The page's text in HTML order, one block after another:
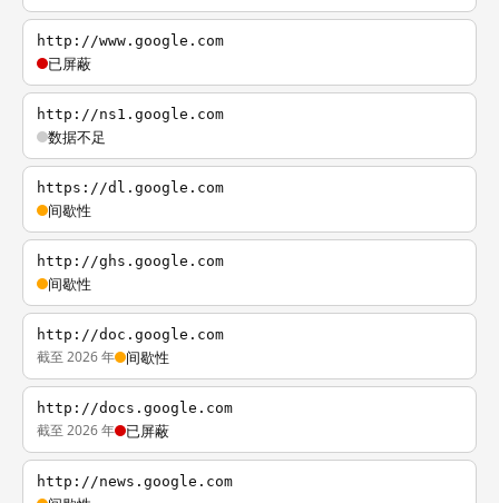
http://www.google.com
已屏蔽
http://ns1.google.com
数据不足
https://dl.google.com
间歇性
http://ghs.google.com
间歇性
http://doc.google.com
截至 2026 年 间歇性
http://docs.google.com
截至 2026 年 已屏蔽
http://news.google.com